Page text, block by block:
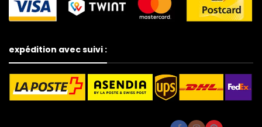
expédition avec suivi :